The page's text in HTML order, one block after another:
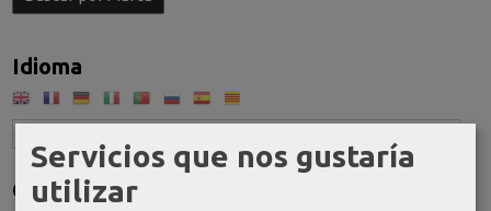
Idioma
Costes de Envío
Servicios que nos gustaría
utilizar